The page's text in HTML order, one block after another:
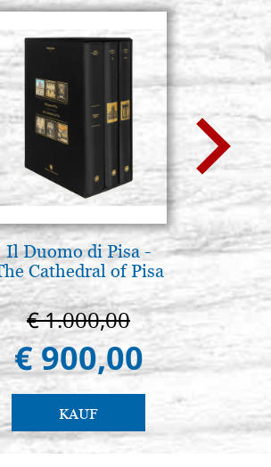
Il Duomo di Pisa -
Cathedral of Pisa
€ 1.000,00
€ 900,00
KAUF
Luce
€